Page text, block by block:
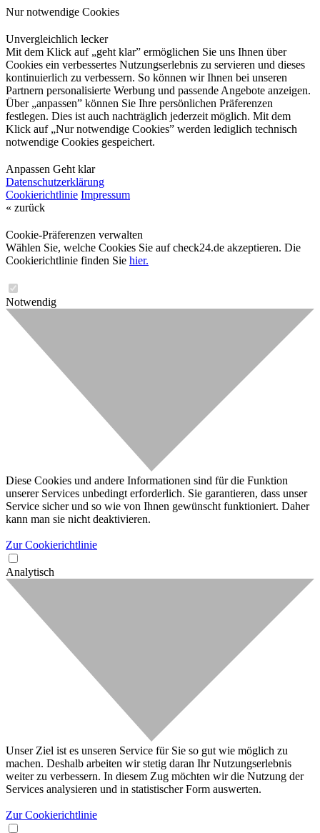
Nur notwendige Cookies
Unvergleichlich lecker
Mit dem Klick auf „geht klar” ermöglichen Sie uns Ihnen über
Cookies ein verbessertes Nutzungserlebnis zu servieren und dieses
kontinuierlich zu verbessern. So können wir Ihnen bei unseren
Partnern personalisierte Werbung und passende Angebote anzeigen.
Über „anpassen” können Sie Ihre persönlichen Präferenzen
festlegen. Dies ist auch nachträglich jederzeit möglich. Mit dem
Klick auf „Nur notwendige Cookies” werden lediglich technisch
notwendige Cookies gespeichert.
Anpassen Geht klar
Datenschutzerklärung
Cookierichtlinie Impressum
« zurück
Cookie-Präferenzen verwalten
Wählen Sie, welche Cookies Sie auf check24.de akzeptieren. Die
Cookierichtlinie finden Sie hier.
Notwendig
Diese Cookies und andere Informationen sind für die Funktion
unserer Services unbedingt erforderlich. Sie garantieren, dass unser
Service sicher und so wie von Ihnen gewünscht funktioniert. Daher
kann man sie nicht deaktivieren.
Zur Cookierichtlinie
Analytisch
Unser Ziel ist es unseren Service für Sie so gut wie möglich zu
machen. Deshalb arbeiten wir stetig daran Ihr Nutzungserlebnis
weiter zu verbessern. In diesem Zug möchten wir die Nutzung der
Services analysieren und in statistischer Form auswerten.
Zur Cookierichtlinie